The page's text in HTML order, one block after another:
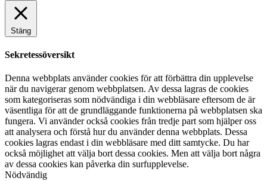
Stäng
Sekretessöversikt
Denna webbplats använder cookies för att förbättra din upplevelse
när du navigerar genom webbplatsen. Av dessa lagras de cookies
som kategoriseras som nödvändiga i din webbläsare eftersom de är
väsentliga för att de grundläggande funktionerna på webbplatsen ska
fungera. Vi använder också cookies från tredje part som hjälper oss
att analysera och förstå hur du använder denna webbplats. Dessa
cookies lagras endast i din webbläsare med ditt samtycke. Du har
också möjlighet att välja bort dessa cookies. Men att välja bort några
av dessa cookies kan påverka din surfupplevelse.
Nödvändig